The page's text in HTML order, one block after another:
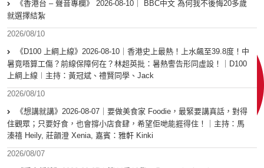
《香港台 – 聲音專欄》 2026-08-10｜ BBC中文 為何我不後悔20多歲
就選擇結紮
2026/08/10
《D100 上綱上線》2026-08-10｜香港史上最熱！上水飆至39.8度！中
暑竟唔算工傷？前線保障何在？林超英批：暑熱警告形同虛設！｜D100
上綱上線︱主持：黃冠斌、禮賢同學、Jack
2026/08/10
《想講就講》2026-08-07｜要做美食家 Foodie，最緊要講真話，對得
住觀眾；只要好食，也會撐小店食肆，希望佢哋能捱得住！｜主持：馬
溱禧 Heily, 莊韻澄 Xenia, 嘉賓：雅軒 Kinki
2026/08/07